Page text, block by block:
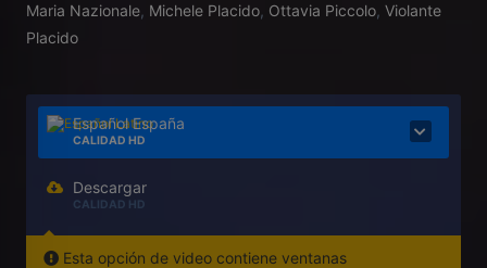
Maria Nazionale Michele Placido Ottavia Piccolo Violante
Placido
Español España
CALIDAD HD
Descargar
CALIDAD HD
Esta opción de video contiene ventanas